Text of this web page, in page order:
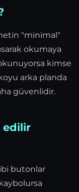
"minimal"
okumaya
kimse
arka planda
güvenlidir.
edilir
butonlar